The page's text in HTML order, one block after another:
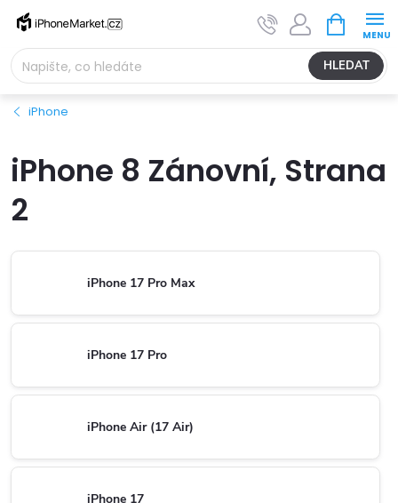
Přejít
obsah
HLEDAT
NÁKUPNÍ
KOŠÍK
iPhone
iPhone 8 Zánovní, Strana
2
iPhone 17 Pro Max
iPhone 17 Pro
iPhone Air (17 Air)
iPhone 17